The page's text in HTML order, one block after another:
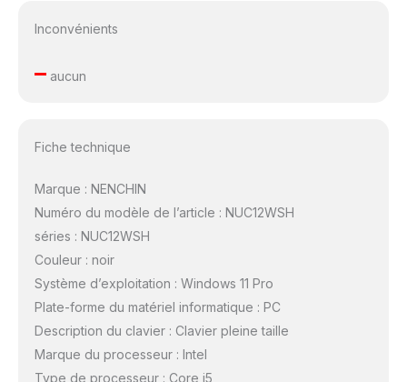
Inconvénients
–aucun
Fiche technique
Marque : NENCHIN
Numéro du modèle de l’article : NUC12WSH
séries : NUC12WSH
Couleur : noir
Système d’exploitation : Windows 11 Pro
Plate-forme du matériel informatique : PC
Description du clavier : Clavier pleine taille
Marque du processeur : Intel
Type de processeur : Core i5